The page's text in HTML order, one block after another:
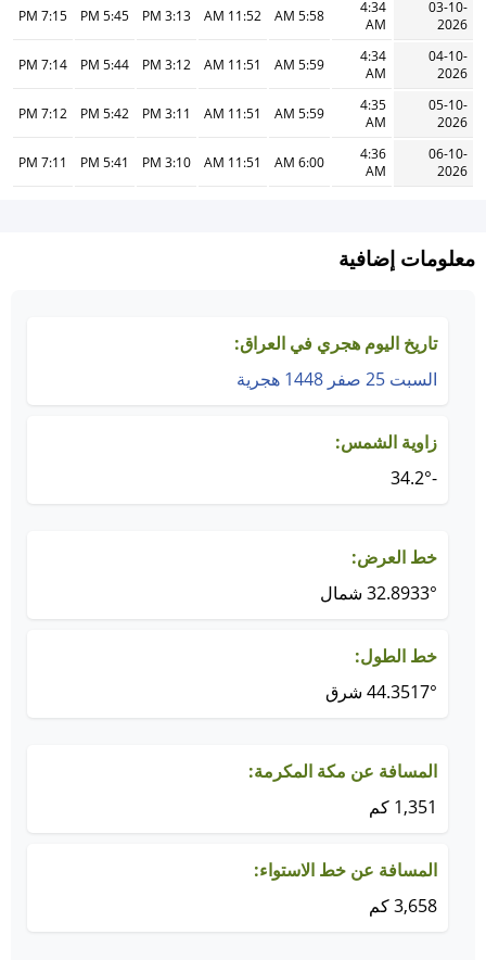
03-10-
2026
4:34
AM
5:58 AM
11:52 AM
3:13 PM
5:45 PM
7:15 PM
04-10-
2026
4:34
AM
5:59 AM
11:51 AM
3:12 PM
5:44 PM
7:14 PM
05-10-
2026
4:35
AM
5:59 AM
11:51 AM
3:11 PM
5:42 PM
7:12 PM
06-10-
2026
4:36
AM
6:00 AM
11:51 AM
3:10 PM
5:41 PM
7:11 PM
معلومات إضافية
تاريخ اليوم هجري في العراق:
السبت 25 صفر 1448 هجرية
زاوية الشمس:
-34.2°
خط العرض:
32.8933° شمال
خط الطول:
44.3517° شرق
المسافة عن مكة المكرمة:
1,351 كم
المسافة عن خط الاستواء:
3,658 كم